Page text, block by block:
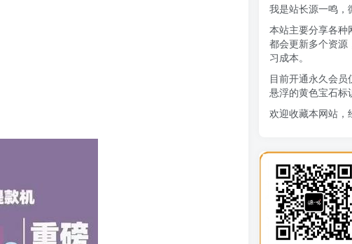
1 AI短视频流量
2 小红书虚拟电
7月万粉技术教
4 阿拉丁-小红书
5 7天学会抖音卖房：从月薪
寻宝之旅课程：
8 DeepSeek提
9 AI+逛逛薅免费
我是站长源一鸣，
本站主要分享各种
都会更新多个资源
习成本。
目前开通永久会
悬浮的黄色宝石标
欢迎收藏本网站，